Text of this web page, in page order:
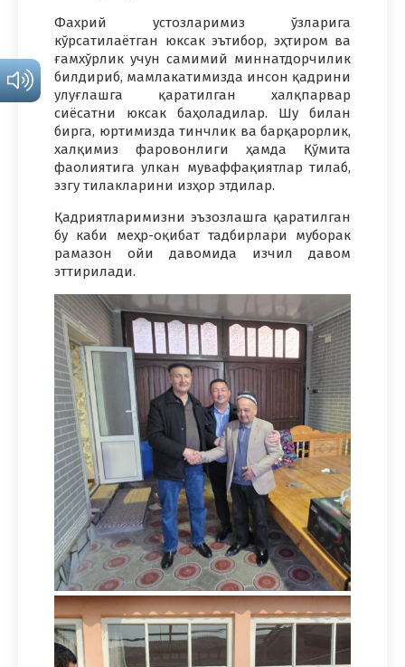
Фахрий устозларимиз ўзларига
кўрсатилаётган юксак эътибор, эҳтиром ва
ғамхўрлик учун самимий миннатдорчилик
билдириб, мамлакатимизда инсон қадрини
улуғлашга қаратилган халқпарвар
сиёсатни юксак баҳоладилар. Шу билан
бирга, юртимизда тинчлик ва барқарорлик,
халқимиз фаровонлиги ҳамда Қўмита
фаолиятига улкан муваффақиятлар тилаб,
эзгу тилакларини изҳор этдилар.
Қадриятларимизни эъзозлашга қаратилган
бу каби меҳр-оқибат тадбирлари муборак
рамазон ойи давомида изчил давом
эттирилади.